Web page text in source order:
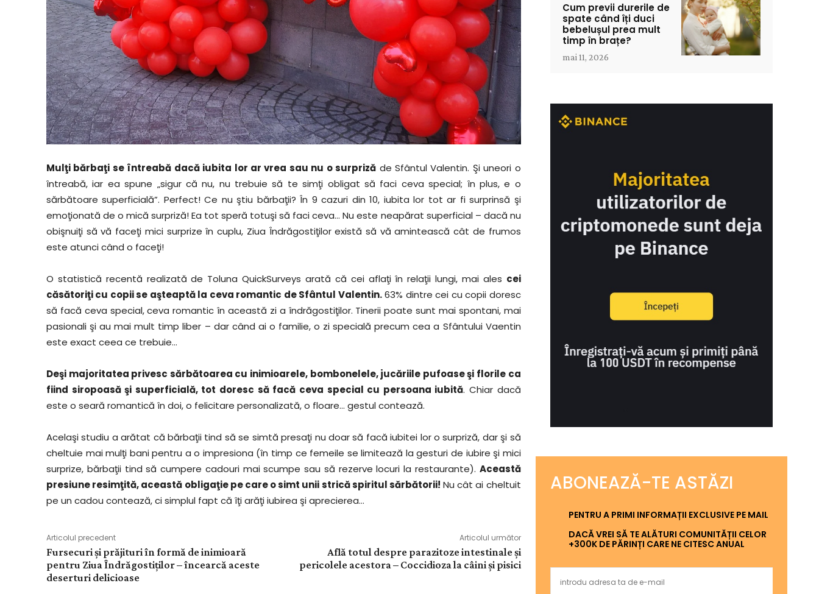
Mulţi bărbaţi se întreabă dacă iubita lor ar vrea sau nu o surpriză de Sfântul Valentin. Şi uneori o
întreabă, iar ea spune „sigur că nu, nu trebuie să te simţi obligat să faci ceva special; în plus, e o
sărbătoare superficială”. Perfect! Ce nu ştiu bărbaţii? În 9 cazuri din 10, iubita lor tot ar fi surprinsă şi
emoţionată de o mică surpriză! Ea tot speră totuşi să faci ceva… Nu este neapărat superficial – dacă nu
obişnuiţi să vă faceţi mici surprize în cuplu, Ziua Îndrăgostiţilor există să vă amintească cât de frumos
este atunci când o faceţi!
O statistică recentă realizată de Toluna QuickSurveys arată că cei aflaţi în relaţii lungi, mai ales cei
căsătoriţi cu copii se aşteaptă la ceva romantic de Sfântul Valentin.63% dintre cei cu copii doresc
să facă ceva special, ceva romantic în această zi a îndrăgostiţilor. Tinerii poate sunt mai spontani, mai
pasionali şi au mai mult timp liber – dar când ai o familie, o zi specială precum cea a Sfântului Vaentin
este exact ceea ce trebuie…
Deşi majoritatea privesc sărbătoarea cu inimioarele, bombonelele, jucăriile pufoase şi florile ca
fiind siropoasă şi superficială, tot doresc să facă ceva special cu persoana iubită. Chiar dacă
este o seară romantică în doi, o felicitare personalizată, o floare… gestul contează.
Acelaşi studiu a arătat că bărbaţii tind să se simtă presaţi nu doar să facă iubitei lor o surpriză, dar şi să
cheltuie mai mulţi bani pentru a o impresiona (în timp ce femeile se limitează la gesturi de iubire şi mici
surprize, bărbaţii tind să cumpere cadouri mai scumpe sau să rezerve locuri la restaurante). Această
presiune resimţită, această obligaţie pe care o simt unii strică spiritul sărbătorii! Nu cât ai cheltuit
pe un cadou contează, ci simplul fapt că îţi arăţi iubirea şi aprecierea…
Articolul precedent
Fursecuri și prăjituri în formă de inimioară
pentru Ziua Îndrăgostiților – încearcă aceste
deserturi delicioase
Articolul următor
Află totul despre parazitoze intestinale și
pericolele acestora – Coccidioza la câini și pisici
Cum previi durerile de
spate când îți duci
bebelușul prea mult
timp în brațe?
mai 11, 2026
ABONEAZĂ-TE ASTĂZI
PENTRU A PRIMI INFORMAȚII EXCLUSIVE PE MAIL
DACĂ VREI SĂ TE ALĂTURI COMUNITĂȚII CELOR
+300K DE PĂRINȚI CARE NE CITESC ANUAL